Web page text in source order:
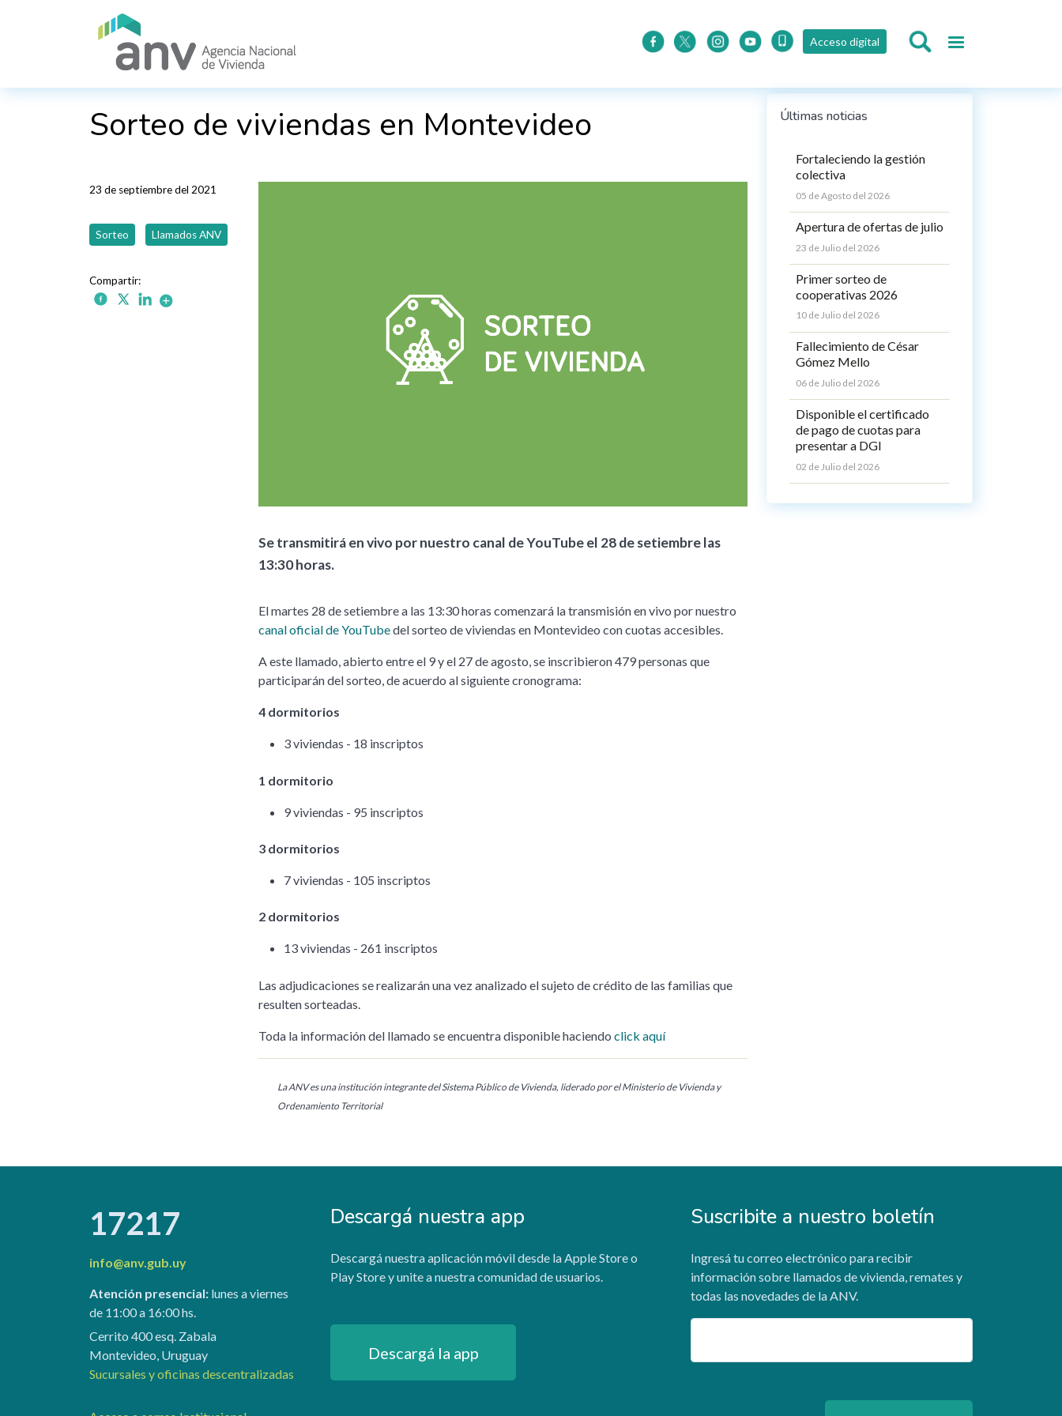
Acceso digital
Sorteo de viviendas en Montevideo
23 de septiembre del 2021
Sorteo Llamados ANV
Se transmitirá en vivo por nuestro canal de YouTube el 28 de setiembre las
13:30 horas.
El martes 28 de setiembre a las 13:30 horas comenzará la transmisión en vivo por nuestro
canal oficial de YouTubedel sorteo de viviendas en Montevideo con cuotas accesibles.
A este llamado, abierto entre el 9 y el 27 de agosto, se inscribieron 479 personas que
participarán del sorteo, de acuerdo al siguiente cronograma:
4 dormitorios
3 viviendas - 18 inscriptos
1 dormitorio
9 viviendas - 95 inscriptos
3 dormitorios
7 viviendas - 105 inscriptos
2 dormitorios
13 viviendas - 261 inscriptos
Las adjudicaciones se realizarán una vez analizado el sujeto de crédito de las familias que
resulten sorteadas.
Toda la información del llamado se encuentra disponible haciendo click aquí
La ANV es una institución integrante del Sistema Público de Vivienda, liderado por el Ministerio de Vivienda y
Ordenamiento Territorial
Últimas noticias
Fortaleciendo la gestión
colectiva
05 de Agosto del 2026
Apertura de ofertas de julio
23 de Julio del 2026
Primer sorteo de
cooperativas 2026
10 de Julio del 2026
Fallecimiento de César
Gómez Mello
06 de Julio del 2026
Disponible el certificado
de pago de cuotas para
presentar a DGI
02 de Julio del 2026
17217
info@anv.gub.uy
Atención presencial:lunes a viernes
de 11:00 a 16:00 hs.
Cerrito 400 esq. Zabala
Montevideo, Uruguay
Sucursales y oficinas descentralizadas
Descargá nuestra app
Descargá nuestra aplicación móvil desde la Apple Store o
Play Store y unite a nuestra comunidad de usuarios.
Descargá la app
Suscribite a nuestro boletín
Ingresá tu correo electrónico para recibir
información sobre llamados de vivienda, remates y
todas las novedades de la ANV.
Email